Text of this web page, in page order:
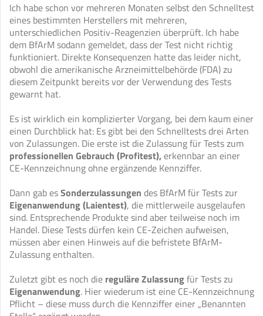
Ich habe schon vor mehreren Monaten selbst den Schnelltest
eines bestimmten Herstellers mit mehreren,
unterschiedlichen Positiv-Reagenzien überprüft. Ich habe
dem BfArM sodann gemeldet, dass der Test nicht richtig
funktioniert. Direkte Konsequenzen hatte das leider nicht,
obwohl die amerikanische Arzneimittelbehörde (FDA) zu
diesem Zeitpunkt bereits vor der Verwendung des Tests
gewarnt hat.
Es ist wirklich ein komplizierter Vorgang, bei dem kaum einer
einen Durchblick hat: Es gibt bei den Schnelltests drei Arten
von Zulassungen. Die erste ist die Zulassung für Tests zum
professionellen Gebrauch (Profitest),erkennbar an einer
CE-Kennzeichnung ohne ergänzende Kennziffer.
Dann gab esSonderzulassungen des BfArM für Tests zur
Eigenanwendung (Laientest), die mittlerweile ausgelaufen
sind. Entsprechende Produkte sind aber teilweise noch im
Handel. Diese Tests dürfen kein CE-Zeichen aufweisen,
müssen aber einen Hinweis auf die befristete BfArM-
Zulassung enthalten.
Zuletzt gibt es noch die reguläreZulassungfür Tests zu
Eigenanwendung. Hier wiederum ist eine CE-Kennzeichnung
Pflicht – diese muss durch die Kennziffer einer „Benannten